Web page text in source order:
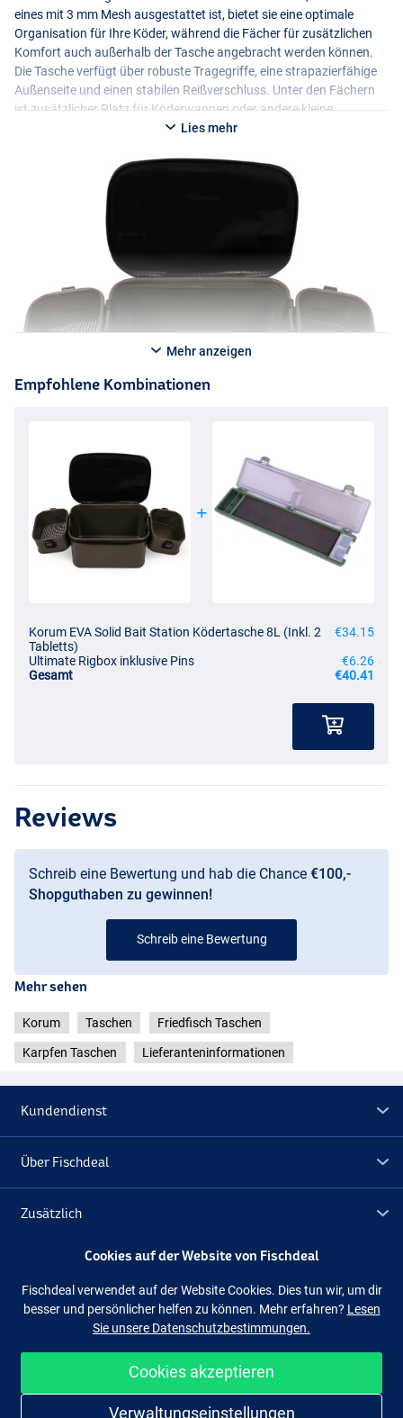
eines mit 3 mm Mesh ausgestattet ist, bietet sie eine optimale
Organisation für Ihre Köder, während die Fächer für zusätzlichen
Komfort auch außerhalb der Tasche angebracht werden können.
Die Tasche verfügt über robuste Tragegriffe, eine strapazierfähige
Außenseite und einen stabilen Reißverschluss. Unter den Fächern
ist zusätzlicher Platz für Köderwannen oder andere kleine
Ausrüstungsgegenstände, was sie zu einer perfekten Lösung für
Lies mehr
Mehr anzeigen
Empfohlene Kombinationen
Korum EVA Solid Bait Station Ködertasche 8L (Inkl. 2
Tabletts)
€34.15
Ultimate Rigbox inklusive Pins
€6.26
Gesamt
€40.41
Reviews
Schreib eine Bewertung und hab die Chance €100,-
Shopguthaben zu gewinnen!
Schreib eine Bewertung
Mehr sehen
Korum Taschen Friedfisch Taschen
Karpfen Taschen Lieferanteninformationen
Kundendienst
Über Fischdeal
Zusätzlich
Lagerräumung
Facebook
Einfach und sicher shoppen
Cookies auf der Website von Fischdeal
Fischdeal verwendet auf der Website Cookies. Dies tun wir, um dir
besser und persönlicher helfen zu können. Mehr erfahren? Lesen
Sie unsere Datenschutzbestimmungen.
Cookies akzeptieren
Verwaltungseinstellungen